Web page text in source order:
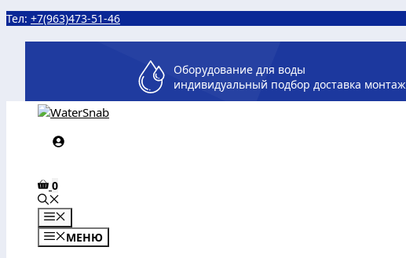
Перейти
Тел: +7(963)473-51-46
Оборудование для воды
индивидуальный подбор доставка монтаж
0
МЕНЮ